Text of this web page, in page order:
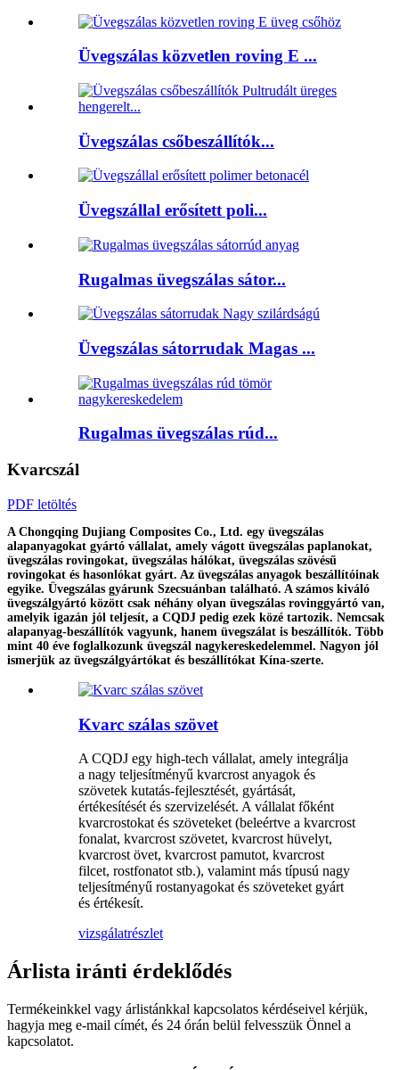
Üvegszálas közvetlen roving E ...
Üvegszálas csőbeszállítók...
Üvegszállal erősített poli...
Rugalmas üvegszálas sátor...
Üvegszálas sátorrudak Magas ...
Rugalmas üvegszálas rúd...
Kvarcszál
PDF letöltés
A Chongqing Dujiang Composites Co., Ltd. egy üvegszálas
alapanyagokat gyártó vállalat, amely vágott üvegszálas paplanokat,
üvegszálas rovingokat, üvegszálas hálókat, üvegszálas szövésű
rovingokat és hasonlókat gyárt. Az üvegszálas anyagok beszállítóinak
egyike. Üvegszálas gyárunk Szecsuánban található. A számos kiváló
üvegszálgyártó között csak néhány olyan üvegszálas rovinggyártó van,
amelyik igazán jól teljesít, a CQDJ pedig ezek közé tartozik. Nemcsak
alapanyag-beszállítók vagyunk, hanem üvegszálat is beszállítók. Több
mint 40 éve foglalkozunk üvegszál nagykereskedelemmel. Nagyon jól
ismerjük az üvegszálgyártókat és beszállítókat Kína-szerte.
Kvarc szálas szövet
A CQDJ egy high-tech vállalat, amely integrálja
a nagy teljesítményű kvarcrost anyagok és
szövetek kutatás-fejlesztését, gyártását,
értékesítését és szervizelését. A vállalat főként
kvarcrostokat és szöveteket (beleértve a kvarcrost
fonalat, kvarcrost szövetet, kvarcrost hüvelyt,
kvarcrost övet, kvarcrost pamutot, kvarcrost
filcet, rostfonatot stb.), valamint más típusú nagy
teljesítményű rostanyagokat és szöveteket gyárt
és értékesít.
vizsgálatrészlet
Árlista iránti érdeklődés
Termékeinkkel vagy árlistánkkal kapcsolatos kérdéseivel kérjük,
hagyja meg e-mail címét, és 24 órán belül felvesszük Önnel a
kapcsolatot.